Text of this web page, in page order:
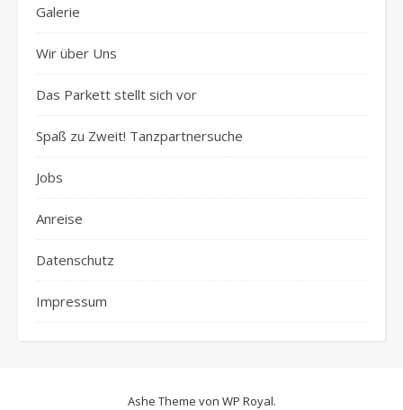
Galerie
Wir über Uns
Das Parkett stellt sich vor
Spaß zu Zweit! Tanzpartnersuche
Jobs
Anreise
Datenschutz
Impressum
Ashe Theme von WP Royal.